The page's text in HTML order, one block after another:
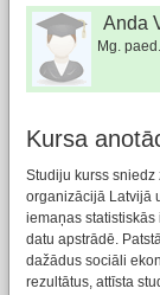
Anda
Mg. paed.
Kursa
Studiju kurss sniedz
organizācijā Latvijā
iemaņas
datu apstrādē.
dažādus sociāli
rezultātus, attīsta